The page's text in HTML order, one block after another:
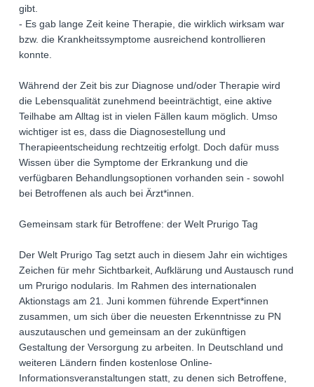
gibt.
- Es gab lange Zeit keine Therapie, die wirklich wirksam war
bzw. die Krankheitssymptome ausreichend kontrollieren
konnte.
Während der Zeit bis zur Diagnose und/oder Therapie wird
die Lebensqualität zunehmend beeinträchtigt, eine aktive
Teilhabe am Alltag ist in vielen Fällen kaum möglich. Umso
wichtiger ist es, dass die Diagnosestellung und
Therapieentscheidung rechtzeitig erfolgt. Doch dafür muss
Wissen über die Symptome der Erkrankung und die
verfügbaren Behandlungsoptionen vorhanden sein - sowohl
bei Betroffenen als auch bei Ärzt*innen.
Gemeinsam stark für Betroffene: der Welt Prurigo Tag
Der Welt Prurigo Tag setzt auch in diesem Jahr ein wichtiges
Zeichen für mehr Sichtbarkeit, Aufklärung und Austausch rund
um Prurigo nodularis. Im Rahmen des internationalen
Aktionstags am 21. Juni kommen führende Expert*innen
zusammen, um sich über die neuesten Erkenntnisse zu PN
auszutauschen und gemeinsam an der zukünftigen
Gestaltung der Versorgung zu arbeiten. In Deutschland und
weiteren Ländern finden kostenlose Online-
Informationsveranstaltungen statt, zu denen sich Betroffene,